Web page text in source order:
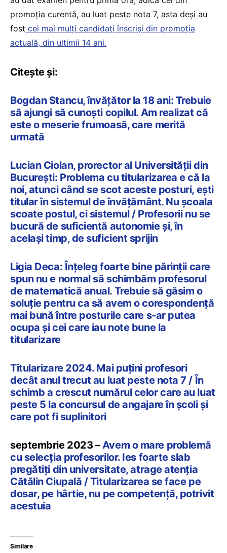
promoția curentă, au luat peste nota 7, asta deși au
fost cei mai mulți candidați înscriși din promoția
actuală, din ultimii 14 ani.
Citește și:
Bogdan Stancu, învățător la 18 ani: Trebuie
să ajungi să cunoști copilul. Am realizat că
este o meserie frumoasă, care merită
urmată
Lucian Ciolan, prorector al Universității din
București: Problema cu titularizarea e că la
noi, atunci când se scot aceste posturi, ești
titular în sistemul de învățământ. Nu școala
scoate postul, ci sistemul / Profesorii nu se
bucură de suficientă autonomie și, în
același timp, de suficient sprijin
Ligia Deca: Înțeleg foarte bine părinții care
spun nu e normal să schimbăm profesorul
de matematică anual. Trebuie să găsim o
soluție pentru ca să avem o corespondență
mai bună între posturile care s-ar putea
ocupa și cei care iau note bune la
titularizare
Titularizare 2024. Mai puțini profesori
decât anul trecut au luat peste nota 7 / În
schimb a crescut numărul celor care au luat
peste 5 la concursul de angajare în școli și
care pot fi suplinitori
septembrie 2023 –Avem o mare problemă
cu selecția profesorilor. Ies foarte slab
pregătiți din universitate, atrage atenția
Cătălin Ciupală / Titularizarea se face pe
dosar, pe hârtie, nu pe competență, potrivit
acestuia
Similare